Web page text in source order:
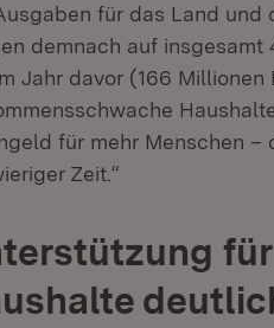
für das Land und
demnach auf insgesamt
Jahr davor (166 Millionen
für mehr Menschen
Zeit.“